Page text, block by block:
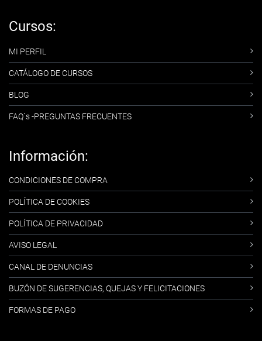
Cursos:
MI PERFIL
CATÁLOGO DE CURSOS
BLOG
FAQ´s -PREGUNTAS FRECUENTES
Información:
CONDICIONES DE COMPRA
POLÍTICA DE COOKIES
POLÍTICA DE PRIVACIDAD
AVISO LEGAL
CANAL DE DENUNCIAS
BUZÓN DE SUGERENCIAS, QUEJAS Y FELICITACIONES
FORMAS DE PAGO